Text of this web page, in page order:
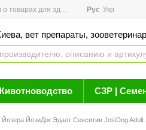
для здоровья Новости
Рус Укр
вет препараты,
СЗР |
Йозера ЙозиДог Эдалт Сенситив JosiDog Adult